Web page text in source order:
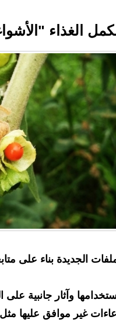
الغذاء
الجديدة بناء على
وآثار جانبية على
غير موافق عليها